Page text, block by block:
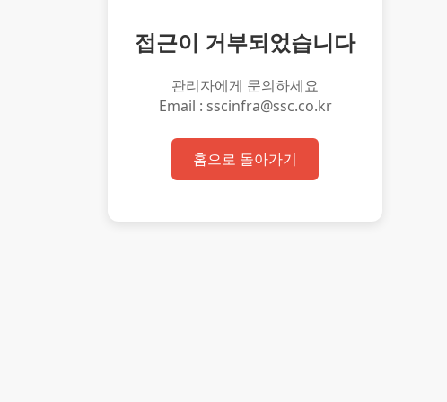
접근이 거부되었습니다
관리자에게 문의하세요
Email : sscinfra@ssc.co.kr
홈으로 돌아가기